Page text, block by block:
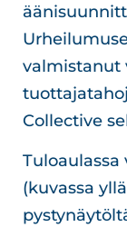
valmistanut
Collective
Tuloaulassa
(kuvassa